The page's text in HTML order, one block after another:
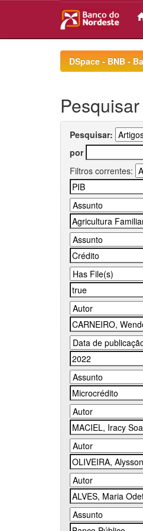
DSpace - BNB -
Pesquisar
Pesquisar:
por
Filtros correntes: